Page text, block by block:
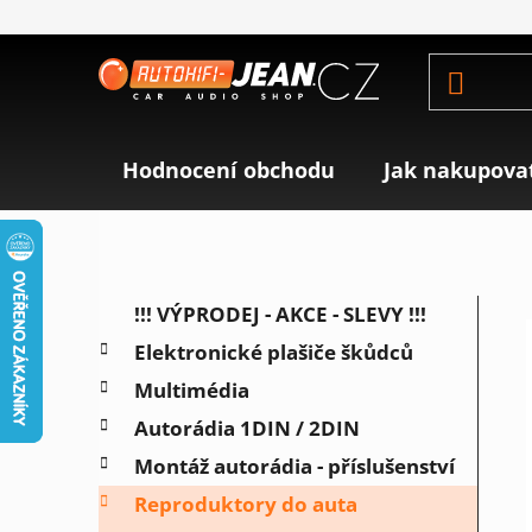
na
Hodnocení obchodu Jak
o
s
t
r
a
n
Přeskočit
t
e
g
o
r
i
e
!!! VÝPRODEJ - AKCE - SLEVY !!!
Elektronické plašiče škůdců
Multimédia
Autorádia 1DIN / 2DIN
Montáž autorádia - příslušenství
Reproduktory do auta